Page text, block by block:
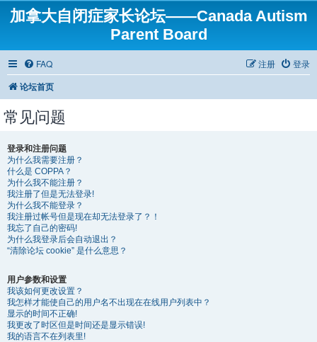
加拿大自闭症家长论坛——Canada Autism
Parent Board
FAQ 登录
注册
论坛首页
常见问题
登录和注册问题
为什么我需要注册？
什么是 COPPA？
为什么我不能注册？
我注册了但是无法登录!
为什么我不能登录？
我注册过帐号但是现在却无法登录了？！
我忘了自己的密码!
为什么我登录后会自动退出？
“清除论坛 cookie” 是什么意思？
用户参数和设置
我该如何更改设置？
我怎样才能使自己的用户名不出现在在线用户列表中？
显示的时间不正确!
我更改了时区但是时间还是显示错误!
我的语言不在列表里!